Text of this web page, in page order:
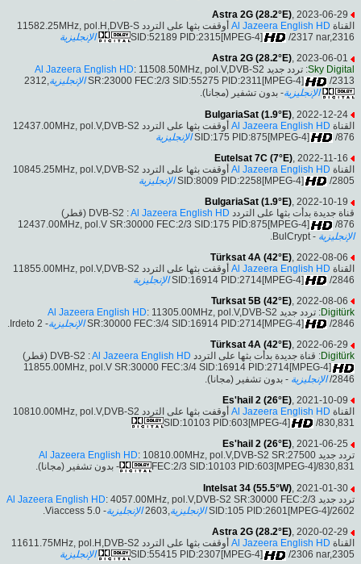
Astra 2G (28.2°E) , 2023-06-29
القناة Al Jazeera English HD
أوقفت بثها على التردد 11582.25MHz, pol.H,DVB-S
SID:52189 PID:2315[MPEG-4]
/2317 nar,2316
الإنجليزية
Astra 2G (28.2°E), 2023-06-01
Sky Digital: تردد جديد Al Jazeera English HD: 11508.50MHz, pol.V,DVB-S2
SR:23000 FEC:2/3 SID:55275 PID:2311[MPEG-4]
/2313 الإنجليزية,2312
الإنجليزية- بدون تشفير (مجانا).
BulgariaSat (1.9°E) , 2022-12-24
القناة Al Jazeera English HD
أوقفت بثها على التردد 12437.00MHz, pol.V,DVB-S2
SID:175 PID:875[MPEG-4]
/876
الإنجليزية
Eutelsat 7C (7°E), 2022-11-16
القناة Al Jazeera English HD
أوقفت بثها على التردد 10845.25MHz, pol.V,DVB-S2
SID:8009 PID:2258[MPEG-4]
/2805
الإنجليزية
BulgariaSat (1.9°E), 2022-10-19
قناة جديدة بدأت بثها على التردد DVB-S2 : Al Jazeera English HD
(قطر)
12437.00MHz, pol.V SR:30000 FEC:2/3 SID:175 PID:875[MPEG-4]
/876
الإنجليزية - BulCrypt.
Türksat 4A (42°E) , 2022-08-06
القناة Al Jazeera English HD
أوقفت بثها على التردد 11855.00MHz, pol.V,DVB-S2
SID:16914 PID:2714[MPEG-4]
/2846
الإنجليزية
Turksat 5B (42°E), 2022-08-06
Digitürk: تردد جديد Al Jazeera English HD: 11305.00MHz, pol.V,DVB-S2
SR:30000 FEC:3/4 SID:16914 PID:2714[MPEG-4]
/2846 الإنجليزية- Irdeto 2.
Türksat 4A (42°E), 2022-06-29
Digitürk: قناة جديدة بدأت بثها على التردد DVB-S2 : Al Jazeera English HD
(قطر)
11855.00MHz, pol.V SR:30000 FEC:3/4 SID:16914 PID:2714[MPEG-4]
/2846 الإنجليزية - بدون تشفير (مجانا).
Es'hail 2 (26°E) , 2021-10-09
القناة Al Jazeera English HD
أوقفت بثها على التردد 10810.00MHz, pol.V,DVB-S2
SID:10103 PID:603[MPEG-4]
/830,831
Es'hail 2 (26°E), 2021-06-25
تردد جديد
Al Jazeera English HD: 10810.00MHz, pol.V,DVB-S2 SR:27500
FEC:2/3 SID:10103 PID:603[MPEG-4]/830,831
- بدون تشفير (مجانا).
Intelsat 34 (55.5°W), 2021-01-30
تردد جديد
Al Jazeera English HD: 4057.00MHz, pol.V,DVB-S2 SR:30000 FEC:2/3
SID:105 PID:2601[MPEG-4]/2602 الإنجليزية,2603 الإنجليزية- Viaccess 5.0.
Astra 2G (28.2°E), 2020-02-29
القناة Al Jazeera English HD
أوقفت بثها على التردد 11611.75MHz, pol.H,DVB-S2
SID:55415 PID:2307[MPEG-4]
/2306 nar,2305
الإنجليزية